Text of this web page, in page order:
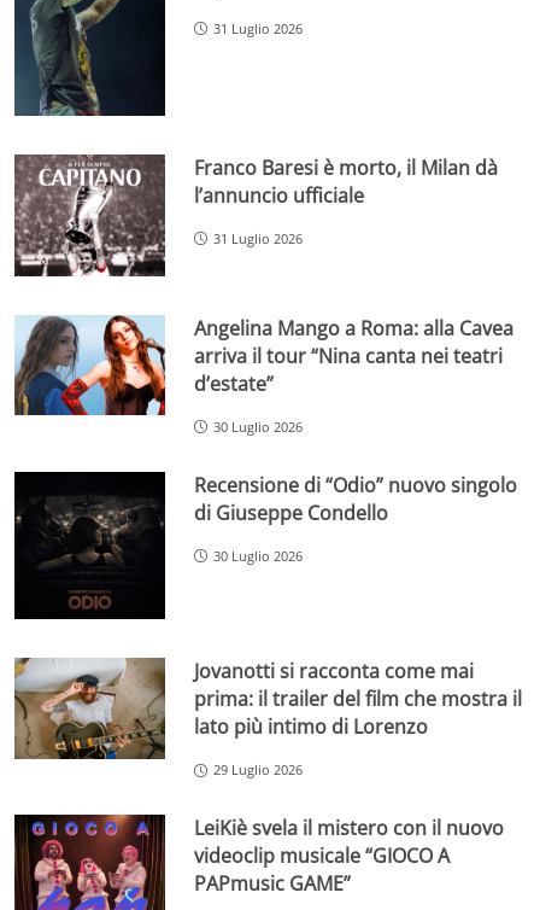
31 Luglio 2026
Franco Baresi è morto, il Milan dà
l’annuncio ufficiale
31 Luglio 2026
Angelina Mango a Roma: alla Cavea
arriva il tour “Nina canta nei teatri
d’estate”
30 Luglio 2026
Recensione di “Odio” nuovo singolo
di Giuseppe Condello
30 Luglio 2026
Jovanotti si racconta come mai
prima: il trailer del film che mostra il
lato più intimo di Lorenzo
29 Luglio 2026
LeiKiè svela il mistero con il nuovo
videoclip musicale “GIOCO A
PAPmusic GAME”